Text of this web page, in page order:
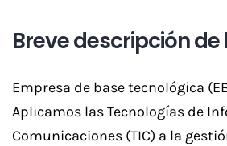
Breve descripción
Empresa de base tecnológica
Aplicamos las Tecnologías de
Comunicaciones (TIC) a la